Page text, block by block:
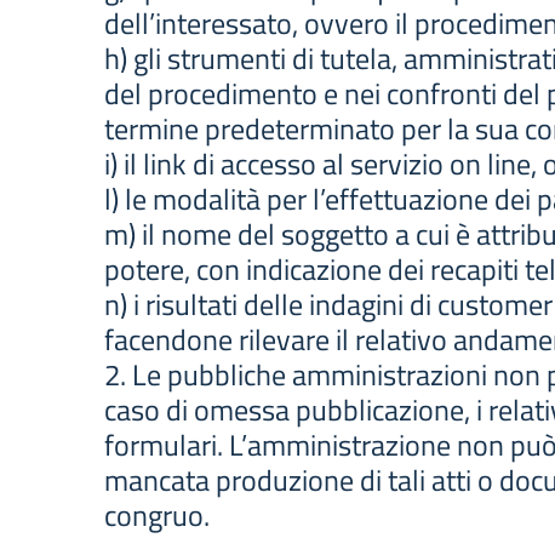
dell’interessato, ovvero il
h) gli strumenti di tutela,
del procedimento e nei confronti
termine predeterminato per la sua
i) il link di accesso al servizio on
l) le modalità per l’effettuazione dei
m) il nome del soggetto a cui è
potere, con indicazione dei recapiti
n) i risultati delle indagini di
facendone rilevare il relativo
2. Le pubbliche amministrazioni
caso di omessa pubblicazione, i
formulari. L’amministrazione non
mancata produzione di tali atti o
congruo.